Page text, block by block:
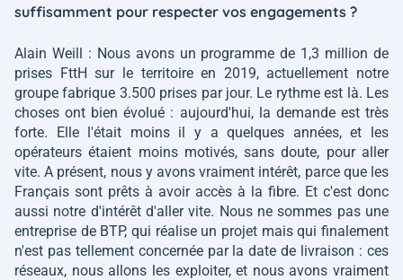
suffisamment pour respecter vos engagements ?
Alain Weill : Nous avons un programme de 1,3 million de
prises FttH sur le territoire en 2019, actuellement notre
groupe fabrique 3.500 prises par jour. Le rythme est là. Les
choses ont bien évolué : aujourd'hui, la demande est très
forte. Elle l'était moins il y a quelques années, et les
opérateurs étaient moins motivés, sans doute, pour aller
vite. A présent, nous y avons vraiment intérêt, parce que les
Français sont prêts à avoir accès à la fibre. Et c'est donc
aussi notre d'intérêt d'aller vite. Nous ne sommes pas une
entreprise de BTP, qui réalise un projet mais qui finalement
n'est pas tellement concernée par la date de livraison : ces
réseaux, nous allons les exploiter, et nous avons vraiment